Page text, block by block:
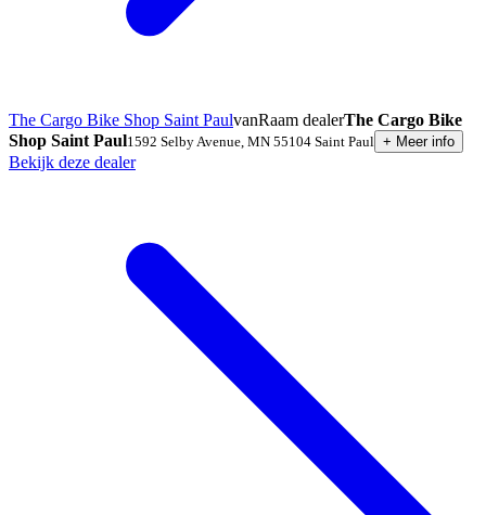
The Cargo Bike Shop Saint PaulvanRaam dealerThe Cargo Bike
Shop Saint Paul1592 Selby Avenue MN 55104 Saint Paul + Meer info
Bekijk deze dealer